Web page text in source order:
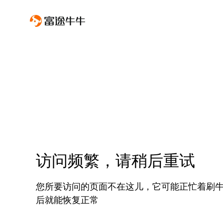
访问频繁，请稍后重试
您所要访问的页面不在这儿，它可能正忙着刷
后就能恢复正常